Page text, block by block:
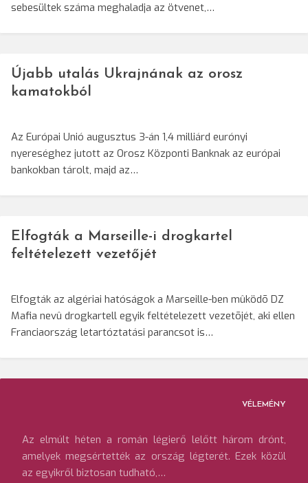
sebesültek száma meghaladja az ötvenet,…
Újabb utalás Ukrajnának az orosz
kamatokból
Az Európai Unió augusztus 3-án 1,4 milliárd eurónyi
nyereséghez jutott az Orosz Központi Banknak az európai
bankokban tárolt, majd az…
Elfogták a Marseille-i drogkartel
feltételezett vezetőjét
Elfogták az algériai hatóságok a Marseille-ben mûködõ DZ
Mafia nevû drogkartell egyik feltételezett vezetõjét, aki ellen
Franciaország letartóztatási parancsot is…
VÉLEMÉNY
Az elmúlt héten a román légierő lelőtt három drónt,
amelyek megsértették az ország légterét. Ezek közül
az egyikről biztosan tudható,…